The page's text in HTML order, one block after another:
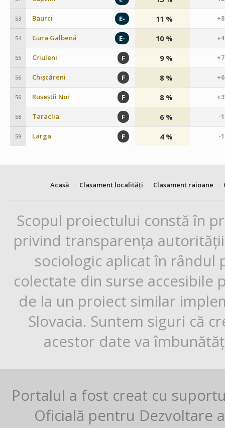
53 Baurci E- 11 %
54 Gura Galbenă E- 10 %
55 Criuleni F 9 %
56 Chișcăreni F 8 %
56 Ruseștii Noi F 8 %
58 Taraclia F 6 % -
59 Larga F 4 % -
Acasă Clasament localități Clasament raioane
Scopul proiectului constă în
privind transparența
sociologic aplicat în rândul
colectate din surse
de la un proiect similar
Slovacia. Suntem siguri că
acestor date va
Portalul a fost creat cu
Oficială pentru Dezvoltare